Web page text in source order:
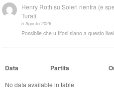
Henry Roth suSoleri rientra (e
Turati
5 Agosto 2026
Possibile che u tifosi siano a questo
Data Partita
No data available in table